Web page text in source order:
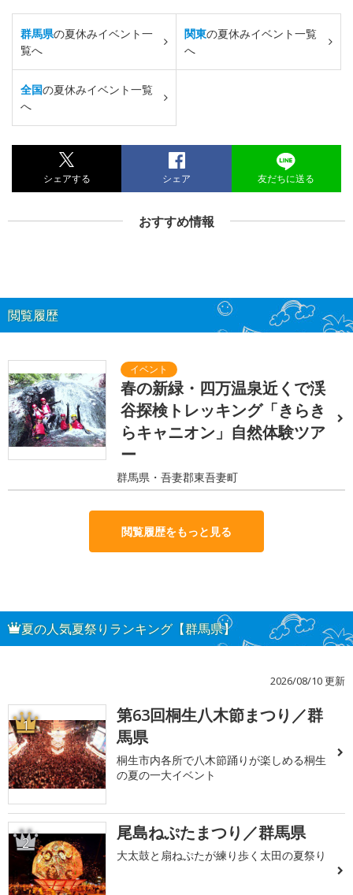
群馬県の夏休みイベント一
覧へ
関東の夏休みイベント一覧
へ
全国の夏休みイベント一覧
へ
シェアする シェア 友だちに送る
おすすめ情報
閲覧履歴
春の新緑・四万温泉近くで渓
谷探検トレッキング「きらき
らキャニオン」自然体験ツア
ー
群馬県・吾妻郡東吾妻町
閲覧履歴をもっと見る
夏の人気夏祭りランキング【群馬県】
2026/08/10 更新
1
第63回桐生八木節まつり／群
馬県
桐生市内各所で八木節踊りが楽しめる桐生
の夏の一大イベント
2 尾島ねぷたまつり／群馬県
大太鼓と扇ねぷたが練り歩く太田の夏祭り